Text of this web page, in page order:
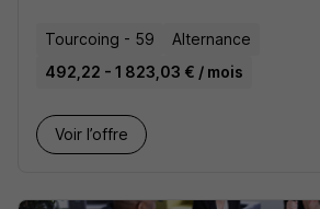
Tourcoing - 59
Alternance
492,22 - 1 823,03 € / mois
Voir l’offre